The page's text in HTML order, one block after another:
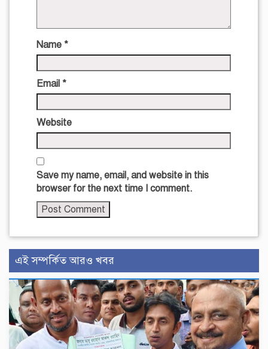
Name *
Email *
Website
Save my name, email, and website in this
browser for the next time I comment.
এই সম্পর্কিত আরও খবর